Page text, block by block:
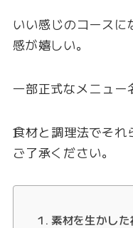
いい感じのコース
感が嬉しい。
一部正式なメニュー
食材と調理法でそれ
ご了承ください。
素材を生かし